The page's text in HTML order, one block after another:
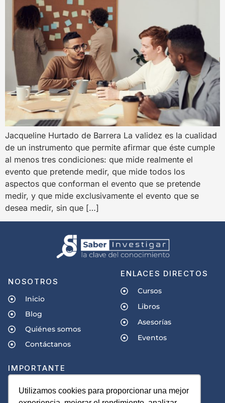
Utilizamos cookies para proporcionar una mejor
Jacqueline Hurtado de Barrera La validez es la cualidad
de un instrumento que permite afirmar que éste cumple
al menos tres condiciones: que mide realmente el
evento que pretende medir, que mide todos los
aspectos que conforman el evento que se pretende
medir, y que mide exclusivamente el evento que se
desea medir, sin que […]
NOSOTROS
Inicio
Blog
Quiénes somos
Contáctanos
ENLACES DIRECTOS
Cursos
Libros
Asesorías
Eventos
IMPORTANTE
Políticas de privacidad